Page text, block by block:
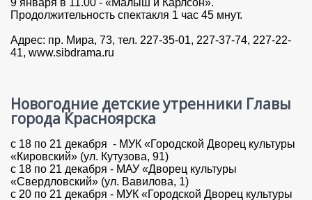
9 января в 11.00 - «Малыш и Карлсон».
Продолжительность спектакля 1 час 45 мнут.
Адрес: пр. Мира, 73, тел. 227-35-01, 227-37-74, 227-22-
41, www.sibdrama.ru
Новогодние детские утренники Главы
города Красноярска
с 18 по 21 декабря - МУК «Городской Дворец культуры
«Кировский» (ул. Кутузова, 91)
с 18 по 21 декабря - МАУ «Дворец культуры
«Свердловский» (ул. Вавилова, 1)
с 20 по 21 декабря - МУК «Городской Дворец культуры